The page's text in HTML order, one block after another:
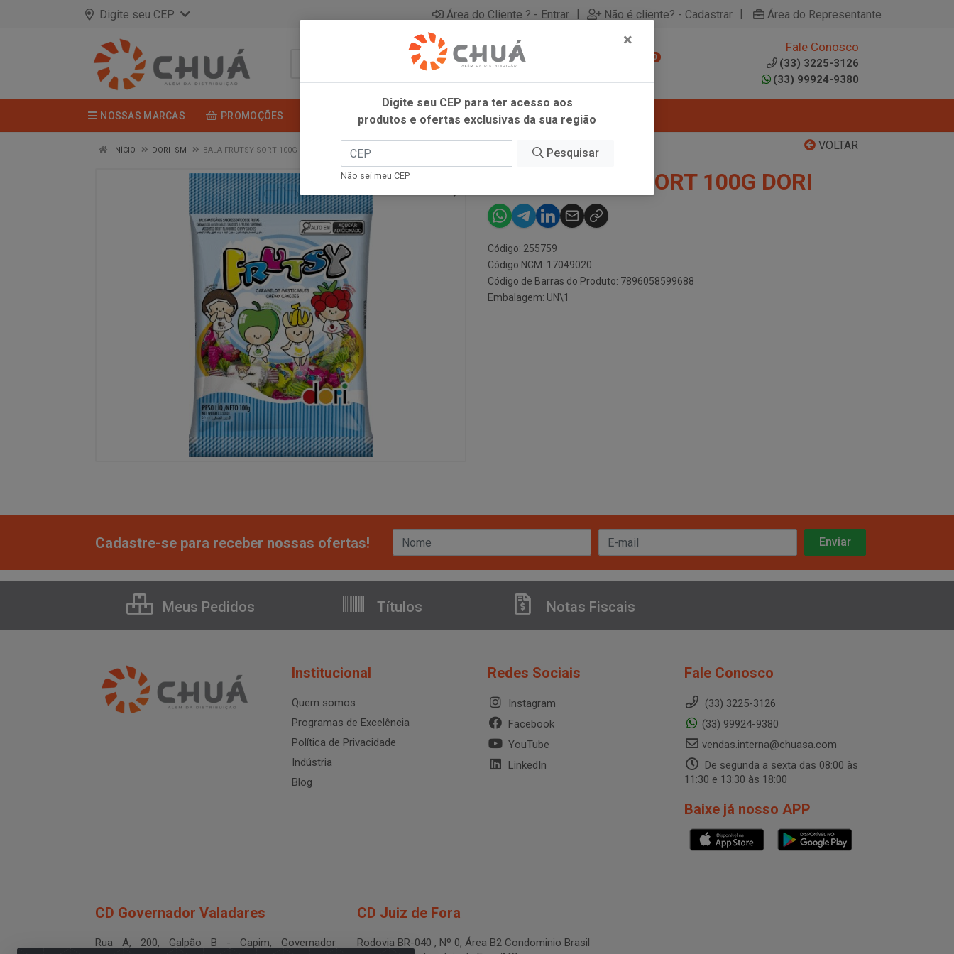
Digite seu CEP Área do Cliente ? - Entrar | Não é cliente? - Cadastrar | Área do Representante
0
Fale Conosco
(33) 3225-3126
(33) 99924-9380
NOSSAS MARCAS PROMOÇÕES
VOLTAR
INÍCIO DORI -SM BALA FRUTSY SORT 100G DORI
BALA FRUTSY SORT 100G DORI
Código: 255759
Código NCM: 17049020
Código de Barras do Produto: 7896058599688
Embalagem: UN\1
Cadastre-se para receber nossas ofertas!
Meus Pedidos Títulos Notas Fiscais
Institucional
Quem somos
Programas de Excelência
Política de Privacidade
Indústria
Blog
Redes Sociais
Instagram
Facebook
YouTube
LinkedIn
Fale Conosco
(33) 3225-3126
(33) 99924-9380
vendas.interna@chuasa.com
De segunda a sexta das 08:00 às
11:30 e 13:30 às 18:00
Baixe já nosso APP
CD Governador Valadares
Rua A, 200, Galpão B - Capim, Governador
CD Juiz de Fora
Rodovia BR-040 , Nº 0, Área B2 Condominio Brasil
×
Digite seu CEP para ter acesso aos
produtos e ofertas exclusivas da sua região
Pesquisar
Não sei meu CEP